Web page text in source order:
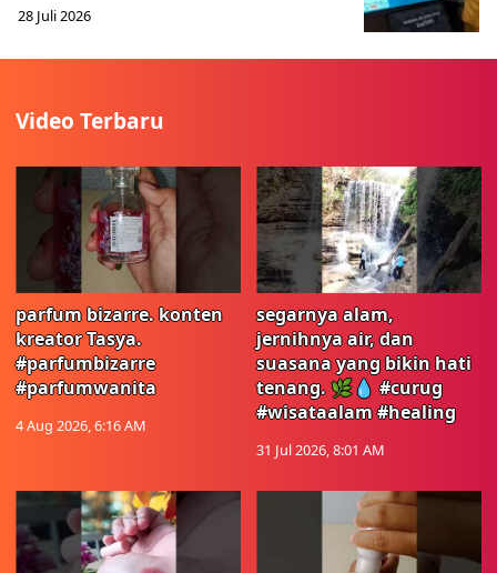
28 Juli 2026
Video Terbaru
parfum bizarre. konten
kreator Tasya.
#parfumbizarre
#parfumwanita
4 Aug 2026, 6:16 AM
segarnya alam,
jernihnya air, dan
suasana yang bikin hati
tenang. 🌿💧 #curug
#wisataalam #healing
31 Jul 2026, 8:01 AM